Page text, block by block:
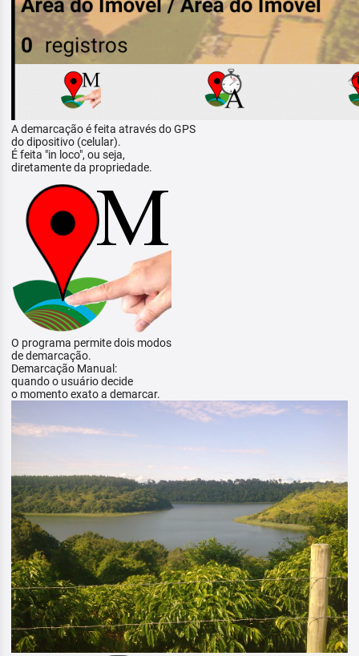
A demarcação é feita através do GPS
do dipositivo (celular).
É feita "in loco", ou seja,
diretamente da propriedade.
O programa permite dois modos
de demarcação.
Demarcação Manual:
quando o usuário decide
o momento exato a demarcar.